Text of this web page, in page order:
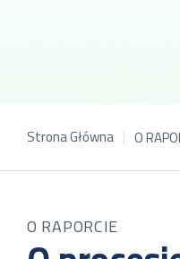
Strona Główna O
O RAPORCIE